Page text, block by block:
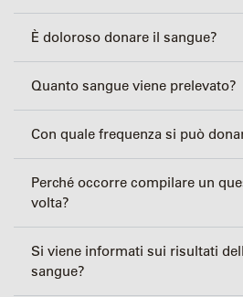
È doloroso donare il sangue?
Quanto sangue viene prelevato?
Con quale frequenza si può
Perché occorre compilare un
volta?
Si viene informati sui risultati
sangue?